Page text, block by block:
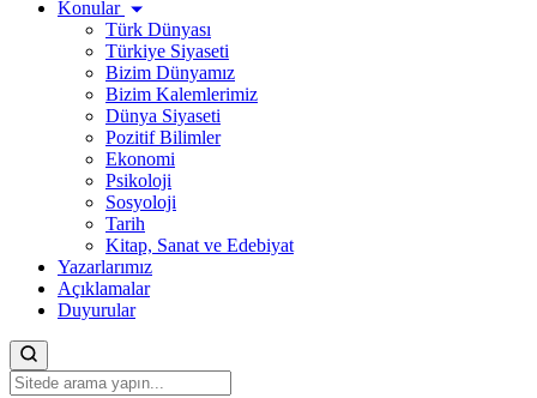
Konular
Türk Dünyası
Türkiye Siyaseti
Bizim Dünyamız
Bizim Kalemlerimiz
Dünya Siyaseti
Pozitif Bilimler
Ekonomi
Psikoloji
Sosyoloji
Tarih
Kitap, Sanat ve Edebiyat
Yazarlarımız
Açıklamalar
Duyurular